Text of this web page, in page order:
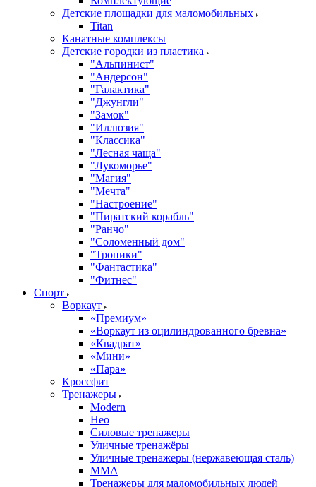
Детские площадки для маломобильных
Titan
Канатные комплексы
Детские городки из пластика
"Альпинист"
"Андерсон"
"Галактика"
"Джунгли"
"Замок"
"Иллюзия"
"Классика"
"Лесная чаща"
"Лукоморье"
"Магия"
"Мечта"
"Настроение"
"Пиратский корабль"
"Ранчо"
"Соломенный дом"
"Тропики"
"Фантастика"
"Фитнес"
Спорт
Воркаут
«Премиум»
«Воркаут из оцилиндрованного бревна»
«Квадрат»
«Мини»
«Пара»
Кроссфит
Тренажеры
Modern
Нео
Силовые тренажеры
Уличные тренажёры
Уличные тренажеры (нержавеющая сталь)
ММА
Тренажеры для маломобильных людей